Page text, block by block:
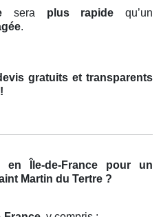
sera plus rapide qu’un
.
gratuits et transparents
en Île-de-France pour un
Martin du Tertre ?